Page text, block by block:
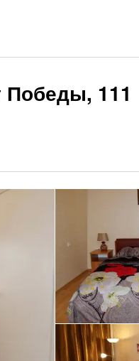
Победы, 111